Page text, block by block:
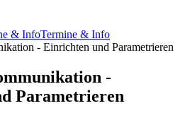
& InfoTermine & Info
-
Parametrieren